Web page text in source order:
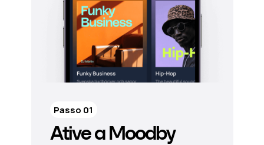
Ative a Moodby
Passo 01